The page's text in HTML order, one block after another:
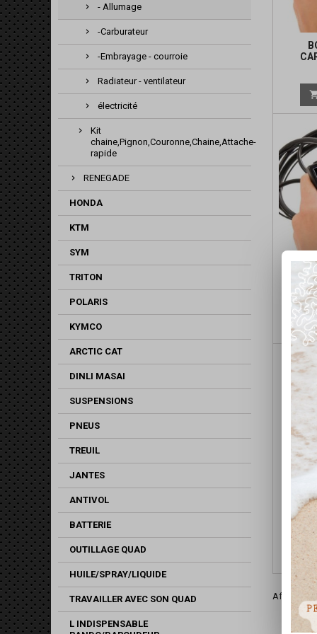
- Allumage
-Carburateur
-Embrayage - courroie
Radiateur - ventilateur
électricité
Kit
chaine,Pignon,Couronne,Chaine,Attache-
rapide
RENEGADE
HONDA
KTM
SYM
TRITON
POLARIS
KYMCO
ARCTIC CAT
DINLI MASAI
SUSPENSIONS
PNEUS
TREUIL
JANTES
ANTIVOL
BATTERIE
OUTILLAGE QUAD
HUILE/SPRAY/LIQUIDE
TRAVAILLER AVEC SON QUAD
L INDISPENSABLE
Affichage